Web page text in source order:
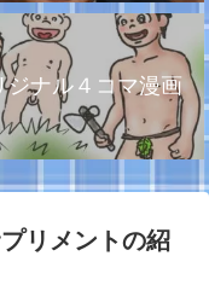
ジナル４コマ漫画
リメントの紹